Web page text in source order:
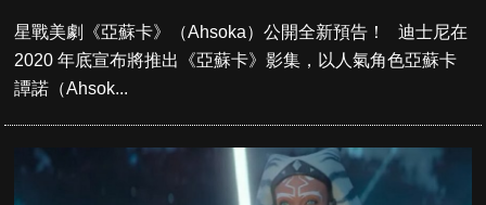
星戰美劇《亞蘇卡》（Ahsoka）公開全新預告！ 迪士尼在
2020 年底宣布將推出《亞蘇卡》影集，以人氣角色亞蘇卡
譚諾（Ahsok...